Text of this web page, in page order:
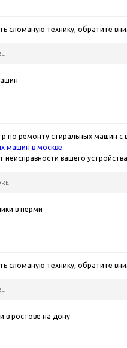
сломаную технику, обратите
по ремонту стиральных машин
машин в москве
вашего
в перми
сломаную технику, обратите
в ростове на дону